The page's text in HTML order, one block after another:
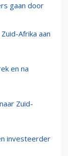
gaan door
Afrika aan
en na
Zuid-
investeerder